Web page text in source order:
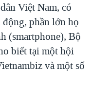
NAM
VIỆT NAM
HẢI SÂM
NÔNG THÔN MỸ
Việt Nam, có
phần lớn họ
(smartphone), Bộ
biết tại một hội
và một số